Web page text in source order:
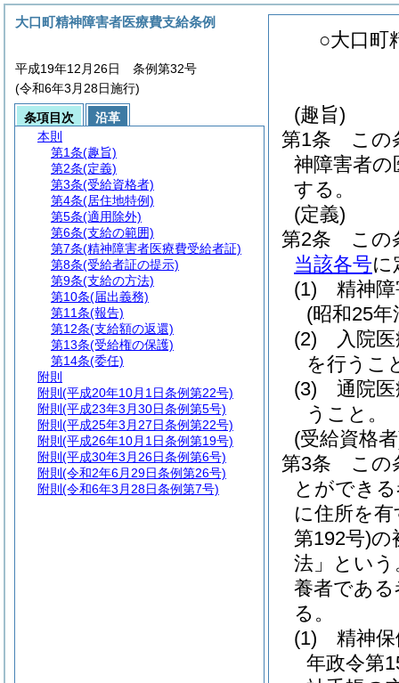
○大口町
(趣旨)
第1条
この
神障害者
する。
(定義)
第2条
この
当該各号に
(1)
精神
(昭和25
(2)
入院
を行うこ
(3)
通院
うこと。
(受給資格
第3条
この
とができ
に住所を
第192号)の
法」という
養者であ
る。
(1)
精神
年政令第
大口町精神障害者医療費支給条例
平成19年12月26日 条例第32号
(令和6年3月28日施行)
条項目次
沿革
本則
第1条(趣旨)
第2条(定義)
第3条(受給資格者)
第4条(居住地特例)
第5条(適用除外)
第6条(支給の範囲)
第7条(精神障害者医療費受給者証)
第8条(受給者証の提示)
第9条(支給の方法)
第10条(届出義務)
第11条(報告)
第12条(支給額の返還)
第13条(受給権の保護)
第14条(委任)
附則
附則 (平成20年10月1日条例第22号)
附則 (平成23年3月30日条例第5号)
附則 (平成25年3月27日条例第22号)
附則 (平成26年10月1日条例第19号)
附則 (平成30年3月26日条例第6号)
附則 (令和2年6月29日条例第26号)
附則 (令和6年3月28日条例第7号)